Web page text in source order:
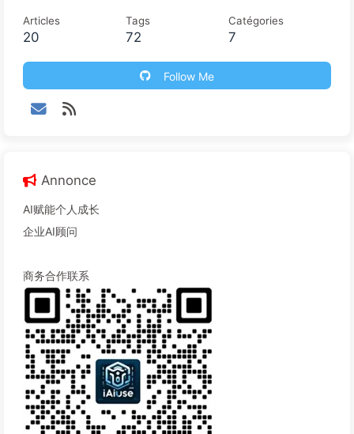
Articles
20
Tags
72
Catégories
7
Follow Me
Annonce
AI赋能个人成长
企业AI顾问
商务合作联系